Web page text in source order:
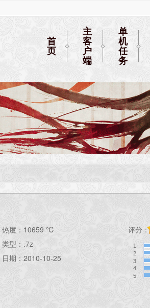
首
页
主
客
户
端
单
机
任
务
热度： 10659 ℃
类型：.7z
日期：2010-10-25
评分：
1
2
3
4
5